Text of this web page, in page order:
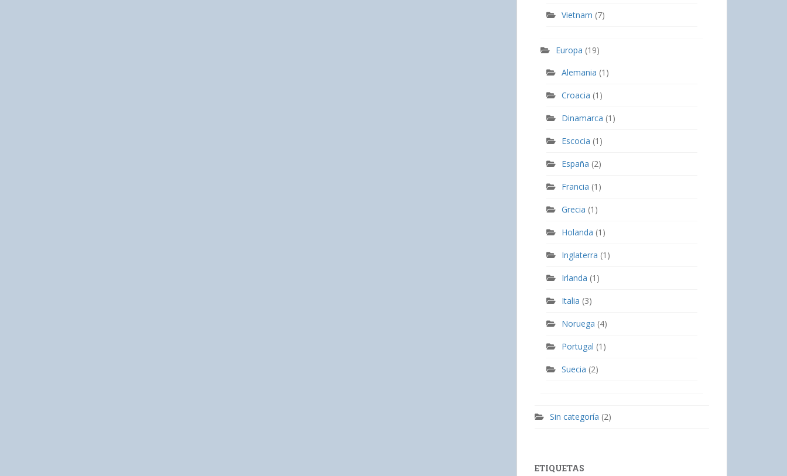
Vietnam (7)
Europa (19)
Alemania (1)
Croacia (1)
Dinamarca (1)
Escocia (1)
España (2)
Francia (1)
Grecia (1)
Holanda (1)
Inglaterra (1)
Irlanda (1)
Italia (3)
Noruega (4)
Portugal (1)
Suecia (2)
Sin categoría (2)
ETIQUETAS